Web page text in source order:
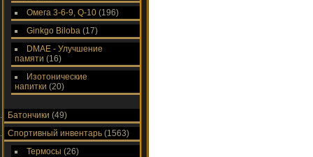
Омега 3-6-9, Q-10 (196)
Ginkgo Biloba (17)
DMAE - Улучшение
памяти (16)
Изотонические
напитки (20)
Батончики (49)
Спортивный инвентарь (1563)
Термосы (26)